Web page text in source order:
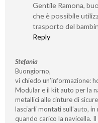
Gentile Ramona,
che è possibile
trasporto del
Reply
Stefania
Buongiorno,
vi chiedo un’informazione:
Modular e il kit auto per la
metallici alle cinture di
lasciarli montati sull’auto,
quando carico la navicella.